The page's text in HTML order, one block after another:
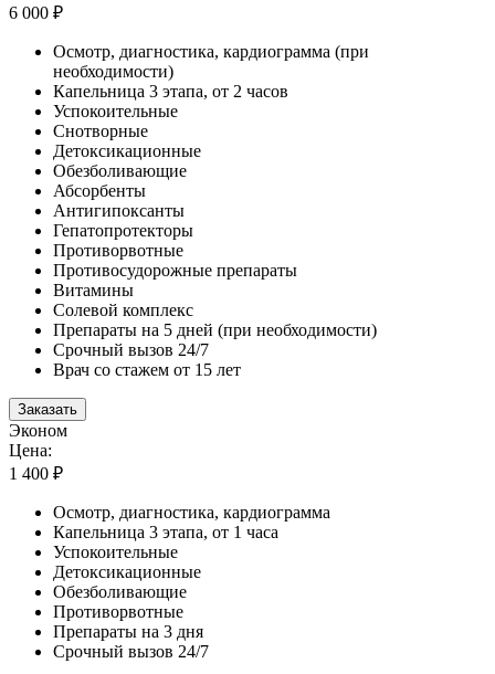
6 000 ₽
Осмотр, диагностика, кардиограмма (при
необходимости)
Капельница 3 этапа, от 2 часов
Успокоительные
Снотворные
Детоксикационные
Обезболивающие
Абсорбенты
Антигипоксанты
Гепатопротекторы
Противорвотные
Противосудорожные препараты
Витамины
Солевой комплекс
Препараты на 5 дней (при необходимости)
Срочный вызов 24/7
Врач со стажем от 15 лет
Заказать
Эконом
Цена:
1 400 ₽
Осмотр, диагностика, кардиограмма
Капельница 3 этапа, от 1 часа
Успокоительные
Детоксикационные
Обезболивающие
Противорвотные
Препараты на 3 дня
Срочный вызов 24/7